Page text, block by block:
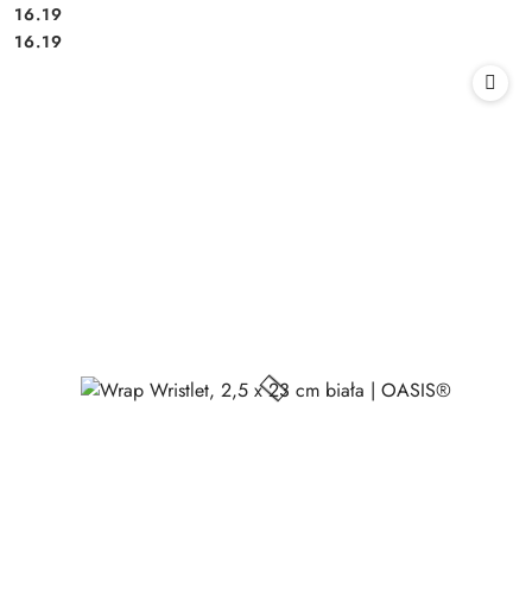
Cena:
16.19
Cena:
16.19